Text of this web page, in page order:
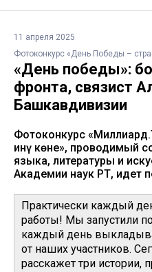
11 апреля 2025
Фотоконкурс «День Победы –
«День победы»:
фронта, связист
Башкавдивизии
Фотоконкурс
Җинү көне», проводимый
языка, литературы и
Академии наук РТ, идет
Практически каждый
работы! Мы запустили
каждый день
от наших участников.
расскажет три